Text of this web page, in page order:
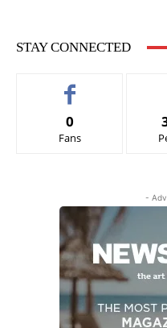
STAY CONNECTED
0
Fans
-